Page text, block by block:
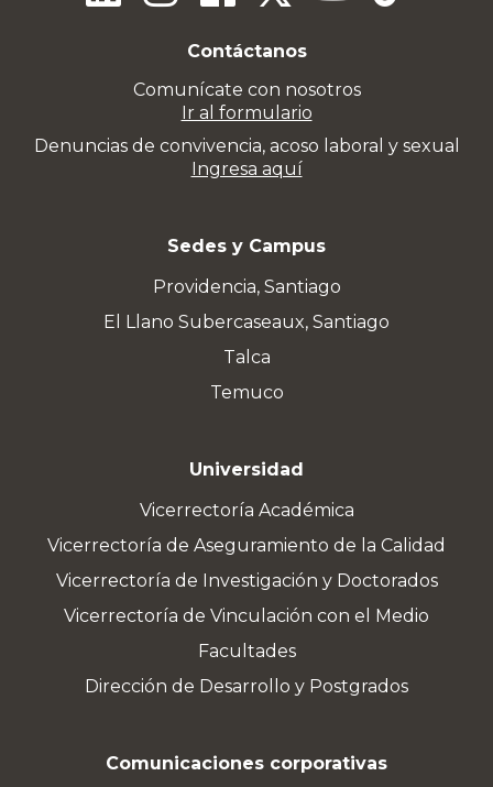
Contáctanos
Comunícate con nosotros
Ir al formulario
Denuncias de convivencia, acoso laboral y sexual
Ingresa aquí
Sedes y Campus
Providencia, Santiago
El Llano Subercaseaux, Santiago
Talca
Temuco
Universidad
Vicerrectoría Académica
Vicerrectoría de Aseguramiento de la Calidad
Vicerrectoría de Investigación y Doctorados
Vicerrectoría de Vinculación con el Medio
Facultades
Dirección de Desarrollo y Postgrados
Comunicaciones corporativas